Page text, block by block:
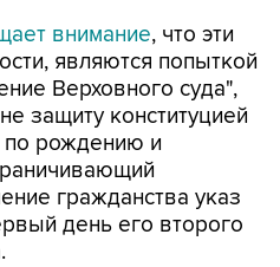
внимание, что эти
являются попыткой
Верховного суда",
защиту конституцией
по рождению и
гражданства указ
день его второго